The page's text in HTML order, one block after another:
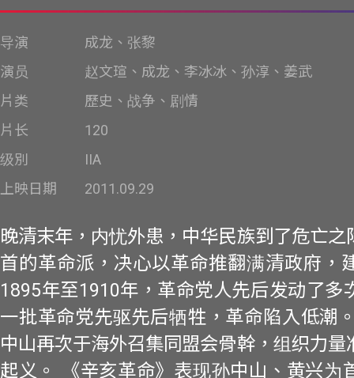
导演
成龙、张黎
演员
赵文瑄、成龙、李冰冰、孙淳、姜武
片类
歷史、战争、剧情
片长
120
级別
IIA
上映日期
2011.09.29
晚清末年，内忧外患，中华民族到了危亡之
首的革命派，决心以革命推翻满清政府，
1895年至1910年，革命党人先后发动了多
一批革命党先驱先后牺牲，革命陷入低潮
中山再次于海外召集同盟会骨幹，组织力量
起义。 《辛亥革命》表现孙中山、黄兴为